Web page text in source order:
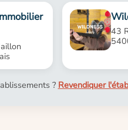
43
? Revendiquer